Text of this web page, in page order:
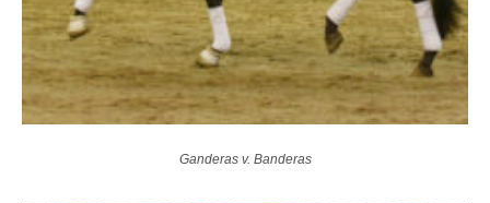
Ganderas v. Banderas